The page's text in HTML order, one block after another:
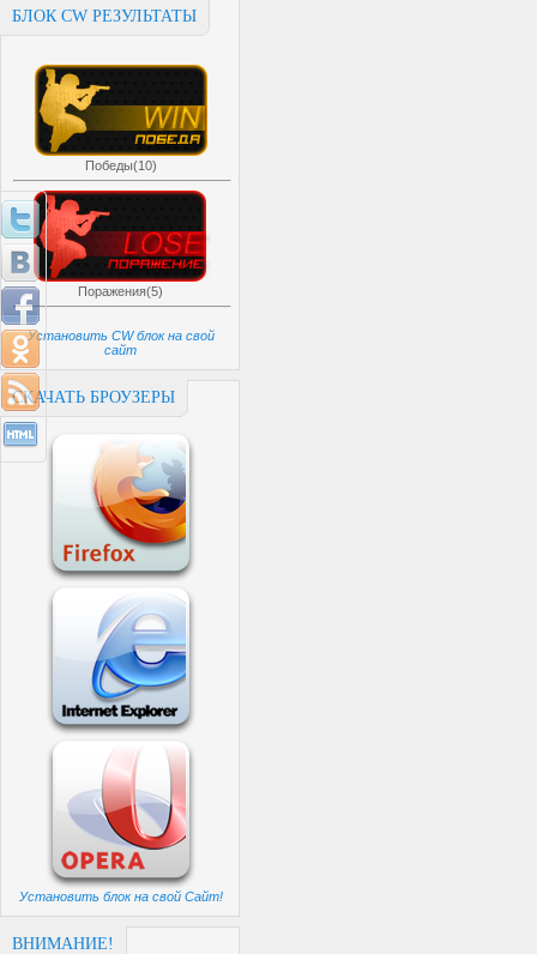
БЛОК CW РЕЗУЛЬТАТЫ
Победы(10)
Поражения(5)
Установить CW блок на свой
сайт
СКАЧАТЬ БРОУЗЕРЫ
Установить блок на свой Сайт!
ВНИМАНИЕ!